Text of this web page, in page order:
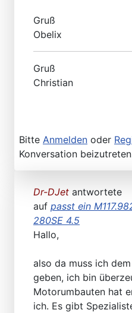
Gruß
Obelix
Gruß
Christian
Bitte Anmelden oder
Konversation
Dr-DJet antwortete
auf passt ein
280SE 4.5
Hallo,
also da muss ich
geben, ich bin
Motorumbauten hat
ich. Es gibt